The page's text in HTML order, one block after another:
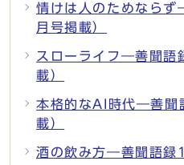
情けは人のためなら
月号掲載）
スローライフ―善聞語
載）
本格的なAI時代―善聞
載）
酒の飲み方―善聞語録